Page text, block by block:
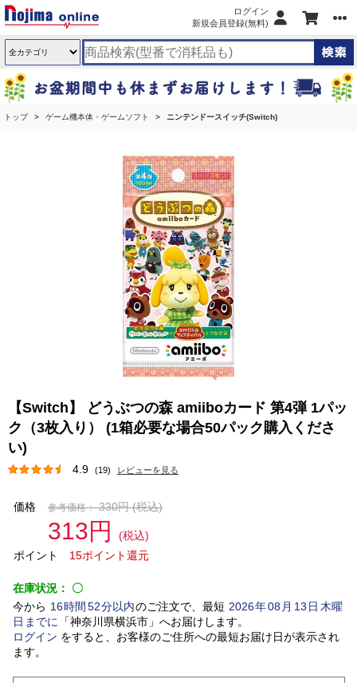
ログイン
新規会員登録(無料)
トップ ゲーム機本体・ゲームソフト ニンテンドースイッチ(Switch)
【Switch】 どうぶつの森 amiiboカード 第4弾 1パッ
ク（3枚入り） (1箱必要な場合50パック購入くださ
い)
4.9 (19) レビューを見る
価格 参考価格： 330円(税込)
313円
(税込)
ポイント
15ポイント還元
在庫状況： 〇
今から 16時間 52分以内のご注文で、最短 2026年08 月 13 日木曜
日 までに 「神奈川県横浜市」 へお届けします。
ログイン をすると、お客様のご住所への最短お届け日が表示され
ます。